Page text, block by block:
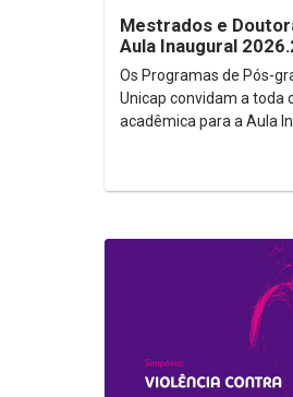
Mestrados e
Aula Inaugural
Os Programas de Pós-
Unicap convidam a toda
acadêmica para a Aula